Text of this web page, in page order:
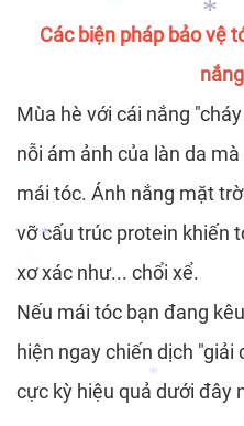
*
*
*
*
*
*
*
Các biện pháp bảo vệ
Mùa hè với cái nắng
nỗi ám ảnh của làn da
mái tóc. Ánh nắng mặt
vỡ cấu trúc protein khiến
xơ xác như... chổi xể.
Nếu mái tóc bạn đang
hiện ngay chiến dịch
cực kỳ hiệu quả dưới đây